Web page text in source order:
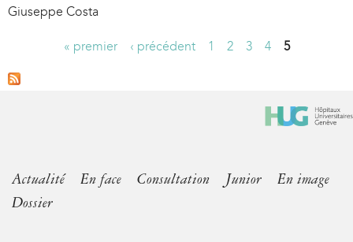
Giuseppe Costa
P
s
« premier ‹ précédent 1 2 3 4 5
Actualité En face Consultation Junior
En image
Dossier